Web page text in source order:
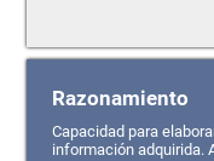
Razonamiento
Capacidad para
información adquirida.